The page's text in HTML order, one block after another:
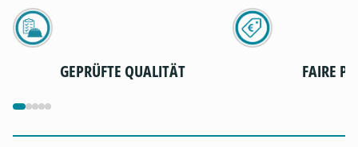
GEPRÜFTE QUALITÄT FAIRE